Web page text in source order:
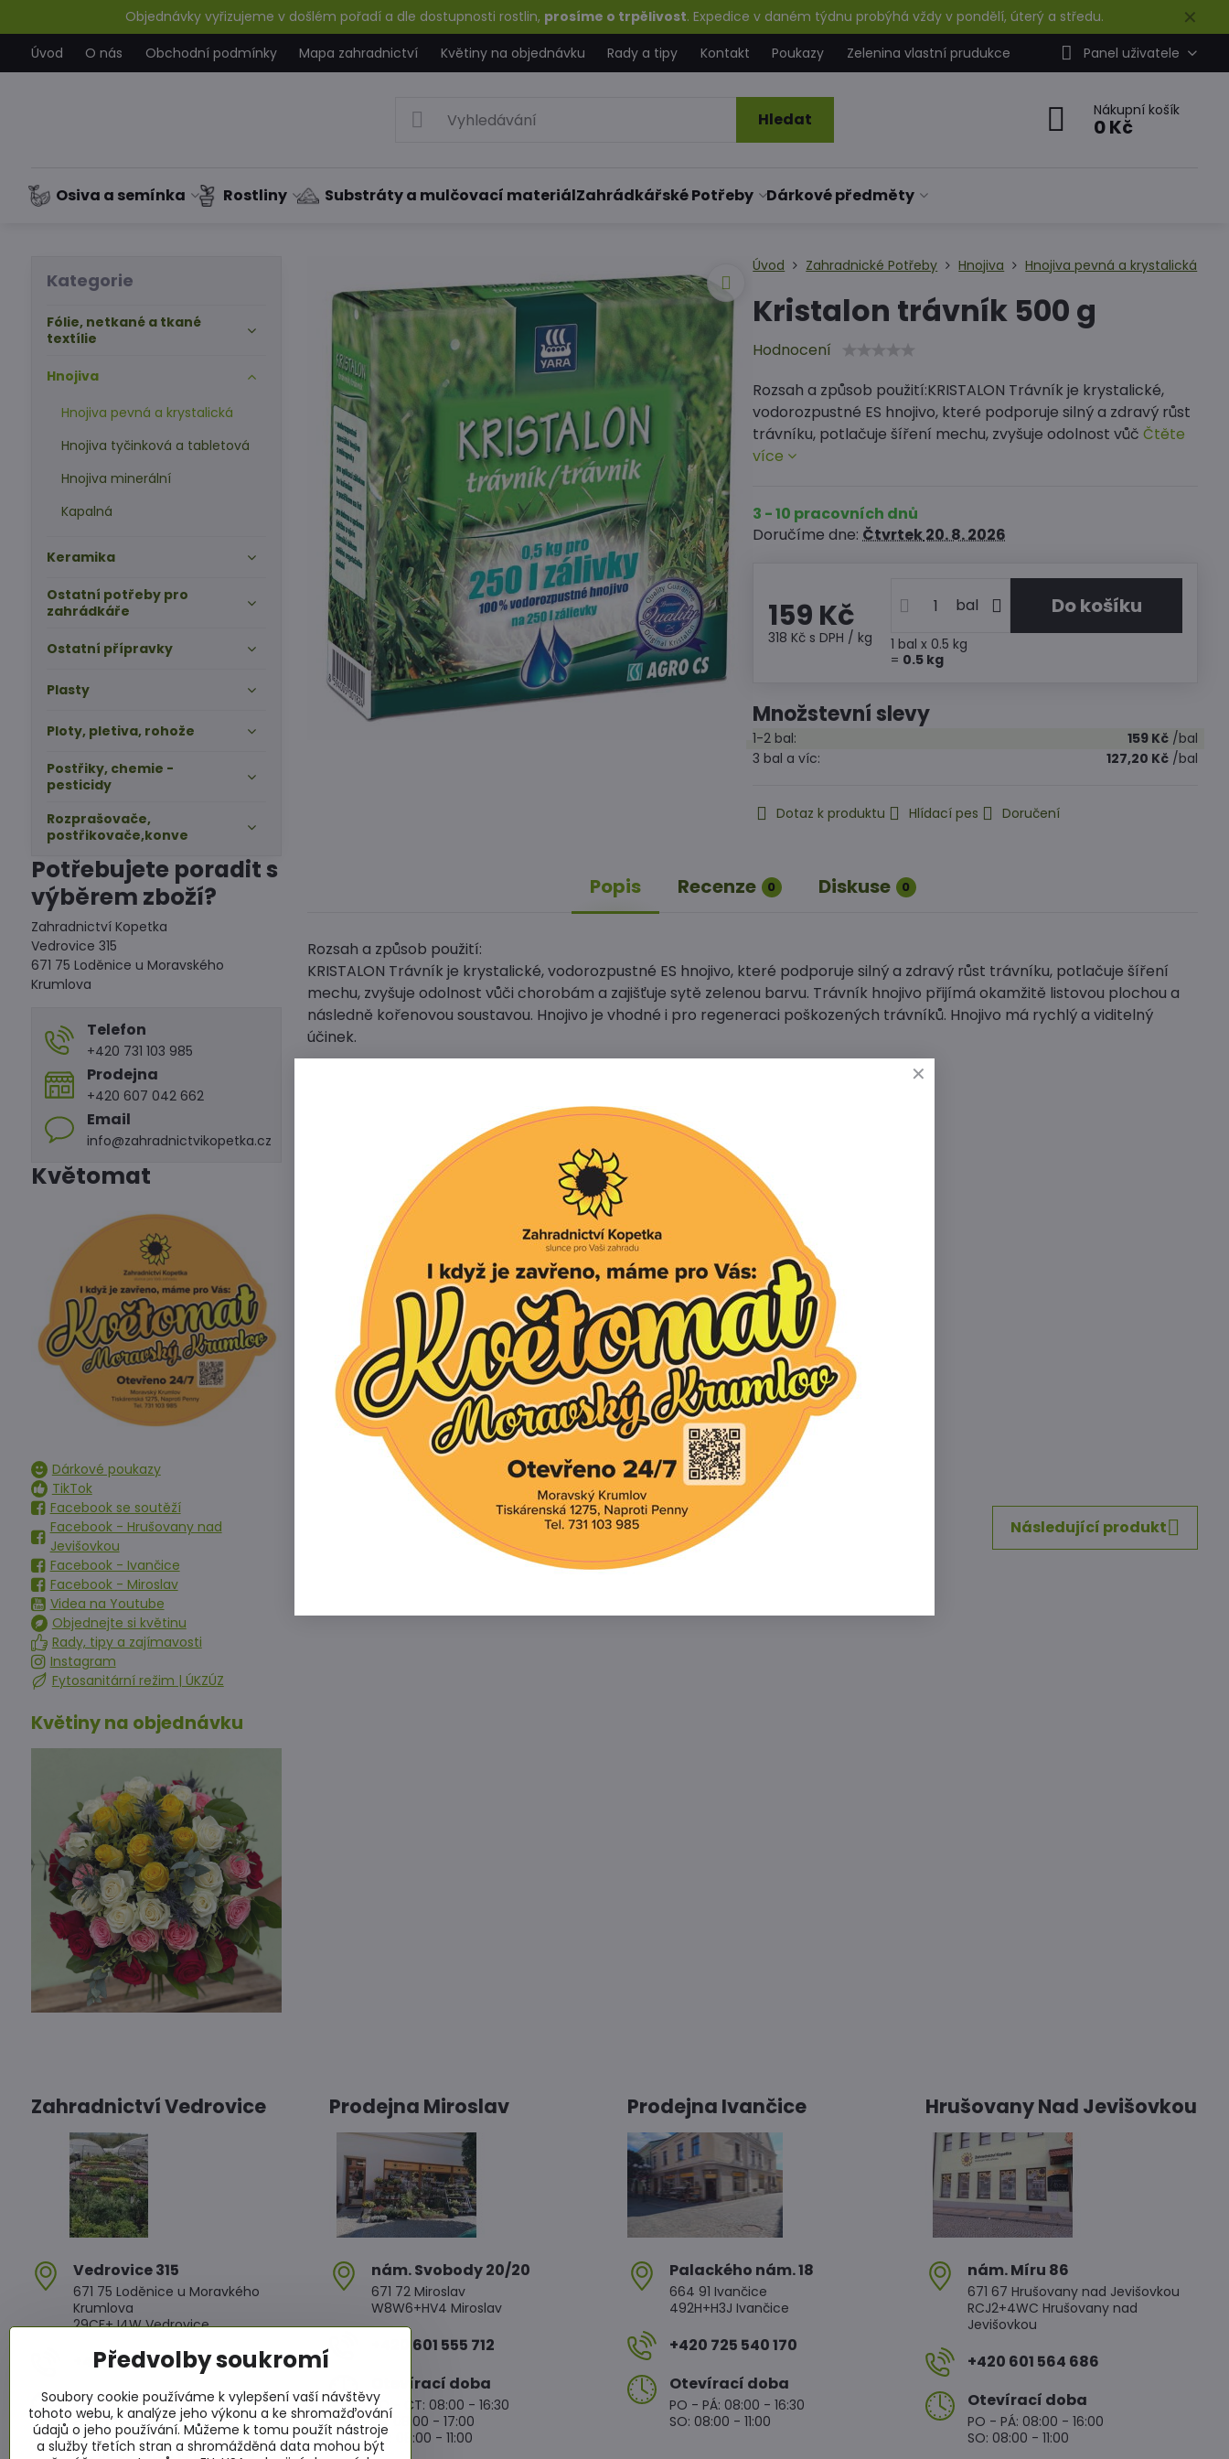
✕
Objednávky vyřizujeme v došlém pořadí a dle dostupnosti rostlin, prosíme o trpělivost. Expedice v daném týdnu probýhá vždy v pondělí, úterý a středu.
Úvod
O nás Obchodní podmínky Mapa zahradnictví Květiny na objednávku Rady a tipy Kontakt Poukazy Zelenina vlastní prudukce Panel uživatele
Hledat Nákupní košík
0 Kč
Osiva a semínka Rostliny Substráty a mulčovací materiálZahrádkářské Potřeby Dárkové předměty
Úvod Zahradnické Potřeby Hnojiva Hnojiva pevná a krystalická
Kristalon trávník 500 g
Hodnocení
Rozsah a způsob použití:KRISTALON Trávník je krystalické,
vodorozpustné ES hnojivo, které podporuje silný a zdravý růst
trávníku, potlačuje šíření mechu, zvyšuje odolnost vůčČtěte
více
3 - 10 pracovních dnů
Doručíme dne:Čtvrtek20. 8. 2026
159 Kč
318 Kč s DPH / kg
bal Do košíku
1 bal x 0.5 kg
= 0.5kg
Množstevní slevy
1-2 bal: 159 Kč /bal
3 bal a víc: 127,20 Kč /bal
Dotaz k produktu Hlídací pes Doručení
Popis Recenze 0 Diskuse 0
Rozsah a způsob použití:
KRISTALON Trávník je krystalické, vodorozpustné ES hnojivo, které podporuje silný a zdravý růst trávníku, potlačuje šíření
mechu, zvyšuje odolnost vůči chorobám a zajišťuje sytě zelenou barvu. Trávník hnojivo přijímá okamžitě listovou plochou a
následně kořenovou soustavou. Hnojivo je vhodné i pro regeneraci poškozených trávníků. Hnojivo má rychlý a viditelný
účinek.
2 odměrky (2 x 10 g) hnojiva do 10 l vody
Balení 0,5 kg vystačí na 250 l zálivky, tedy cca 100 m2 trávníku.
Doba aplikace:
Aplikuje se zálivkou 1 x za 2 týdny k večeru nebo ráno.
Obsah živin v %:
Krystalická forma hnojiva
dusík - fosfor - draslík 20 - 8 - 8 + 2 hořčík + 25 síra + mikroprvky B, Mo, Fe, Cu, Mn, Zn
Ostatní informace:
Tento produkt dodáváme v papírové krabičce.
ES hnojivo = neomezená exspirace produktu v originálním obalu.
FacebookTwitterBlueskyPinterestReddit
Předchozí produkt Následující produkt
Kategorie
Fólie, netkané a tkané
textílie
Hnojiva
Hnojiva pevná a krystalická
Hnojiva tyčinková a tabletová
Hnojiva minerální
Kapalná
Keramika
Ostatní potřeby pro
zahrádkáře
Ostatní přípravky
Plasty
Ploty, pletiva, rohože
Postřiky, chemie -
pesticidy
Rozprašovače,
postřikovače,konve
Potřebujete poradit s
výběrem zboží?
Zahradnictví Kopetka
Vedrovice 315
671 75 Loděnice u Moravského
Krumlova
Telefon
+420 731 103 985
Prodejna
+420 607 042 662
Email
info@zahradnictvikopetka.cz
Květomat
Dárkové poukazy
TikTok
Facebook se soutěží
Facebook - Hrušovany nad
Jevišovkou
Facebook - Ivančice
Facebook - Miroslav
Videa na Youtube
Objednejte si květinu
Rady, tipy a zajímavosti
Instagram
Fytosanitární režim | ÚKZÚZ
Květiny na objednávku
Zahradnictví Vedrovice
Vedrovice 315
671 75 Loděnice u Moravkého
Krumlova
29CF+J4W Vedrovice
+420 607 042 662
Otevírací doba
PO - PÁ: 08:00 - 11:00 13:00 - 17:00
SO : 08:00 - 11:30 13:00 - 16:30
NE : 08:00 - 11:30 14:00 - 16:00
Prodejna Miroslav
nám​. Svobody 20/20
671 72 Miroslav
W8W6+HV4 Miroslav
+420 601 555 712
Otevírací doba
PO - ČT: 08:00 - 16:30
PÁ: 08:00 - 17:00
SO: 08:00 - 11:00
Prodejna Ivančice
Palackého nám​. 18
664 91 Ivančice
492H+H3J Ivančice
+420 725 540 170
Otevírací doba
PO - PÁ: 08:00 - 16:30
SO: 08:00 - 11:00
Hrušovany Nad Jevišovkou
nám​. Míru 86
671 67 Hrušovany nad Jevišovkou
RCJ2+4WC Hrušovany nad
Jevišovkou
+420 601 564 686
Otevírací doba
PO - PÁ: 08:00 - 16:00
SO: 08:00 - 11:00
Předvolby soukromí
Soubory cookie používáme k vylepšení vaší návštěvy
tohoto webu, k analýze jeho výkonu a ke shromažďování
údajů o jeho používání. Můžeme k tomu použít nástroje
a služby třetích stran a shromážděná data mohou být